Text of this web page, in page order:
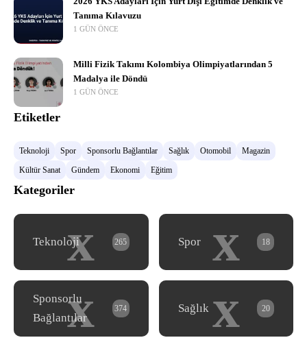
Tanıma Kılavuzu
1 GÜN ÖNCE
Milli Fizik Takımı Kolombiya Olimpiyatlarından 5
Madalya ile Döndü
1 GÜN ÖNCE
Etiketler
Teknoloji Spor Sponsorlu Bağlantılar Sağlık Otomobil
Magazin
Kültür Sanat
Gündem Ekonomi Eğitim
Kategoriler
x
Teknoloji 265 x
Spor 18
x
Sponsorlu
Bağlantılar
374 x
Sağlık 20